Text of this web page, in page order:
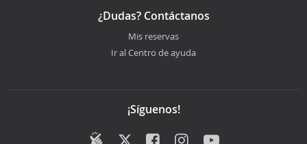
¿Dudas? Contáctanos
Mis reservas
Ir al Centro de ayuda
¡Síguenos!